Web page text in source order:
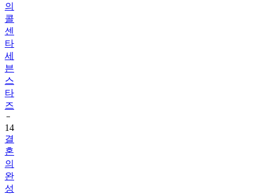
의
콜
센
타
세
븐
스
타
즈
14
결
혼
의
완
성